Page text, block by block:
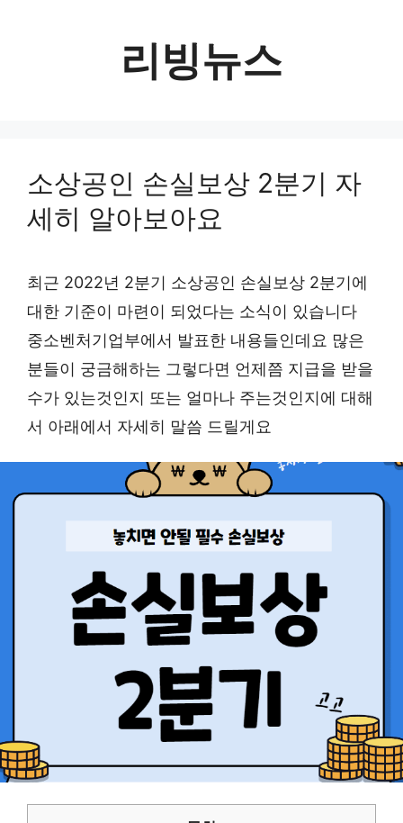
리빙뉴스
소상공인 손실보상 2분기 자
세히 알아보아요
최근 2022년 2분기 소상공인 손실보상 2분기에
대한 기준이 마련이 되었다는 소식이 있습니다
중소벤처기업부에서 발표한 내용들인데요 많은
분들이 궁금해하는 그렇다면 언제쯤 지급을 받을
수가 있는것인지 또는 얼마나 주는것인지에 대해
서 아래에서 자세히 말씀 드릴게요